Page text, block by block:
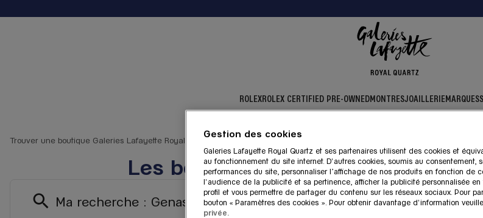
ROLEXROLEX CERTIFIED PRE-OWNEDMONTRESJOAILLERIEMARQUES
Trouver une boutique Galeries Lafayette Royal Quartz Genas
Les boutiques Galeries Lafayette
Ma recherche : Genas
Gestion des cookies
Galeries Lafayette Royal Quartz et ses partenaires utilisent des cookies et
au fonctionnement du site internet. D'autres cookies, soumis au consentement,
performances du site, personnaliser l’affichage de nos produits en fonction de
l'audience de la publicité et sa pertinence, afficher la publicité personnalisée
profil et vous permettre de partager du contenu sur les réseaux sociaux. Pour
bouton « Paramètres des cookies ». Pour obtenir davantage d'information
privée.